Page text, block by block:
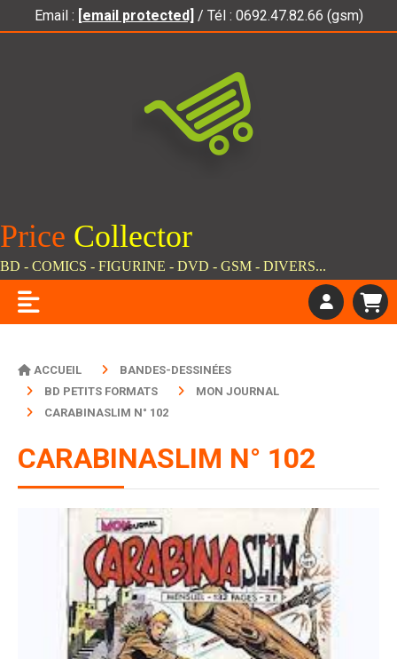
Email : [email protected] / Tél : 0692.47.82.66 (gsm)
Price Collector
BD - COMICS - FIGURINE - DVD - GSM - DIVERS...
ACCUEIL
BANDES-DESSINÉES
BD PETITS FORMATS
MON JOURNAL
CARABINASLIM N° 102
CARABINASLIM N° 102
Panneau de gestion des cookies